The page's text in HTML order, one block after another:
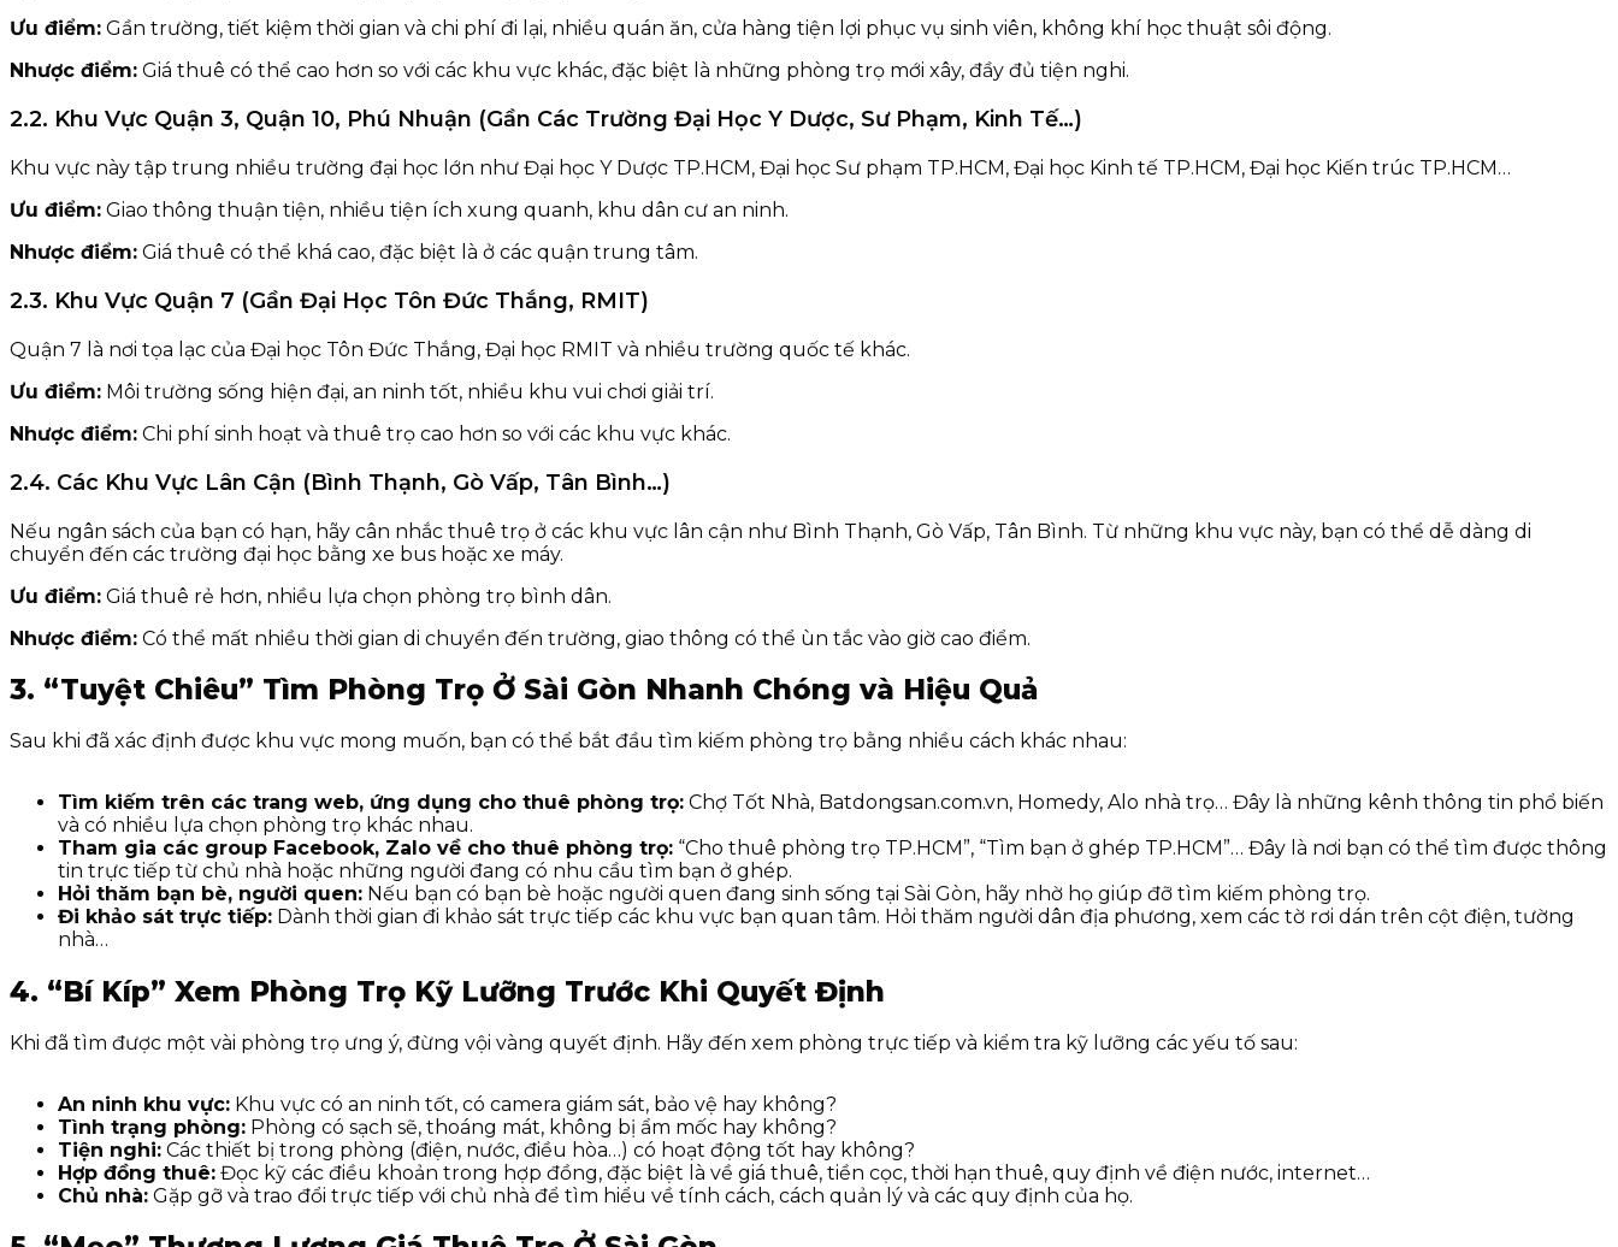
Ưu điểm: Gần trường, tiết kiệm thời gian và chi phí đi lại, nhiều quán ăn, cửa hàng tiện lợi phục vụ sinh viên, không khí học thuật sôi động.
Nhược điểm: Giá thuê có thể cao hơn so với các khu vực khác, đặc biệt là những phòng trọ mới xây, đầy đủ tiện nghi.
2.2. Khu Vực Quận 3, Quận 10, Phú Nhuận (Gần Các Trường Đại Học Y Dược, Sư Phạm, Kinh Tế…)
Khu vực này tập trung nhiều trường đại học lớn như Đại học Y Dược TP.HCM, Đại học Sư phạm TP.HCM, Đại học Kinh tế TP.HCM, Đại học Kiến trúc TP.HCM…
Ưu điểm: Giao thông thuận tiện, nhiều tiện ích xung quanh, khu dân cư an ninh.
Nhược điểm: Giá thuê có thể khá cao, đặc biệt là ở các quận trung tâm.
2.3. Khu Vực Quận 7 (Gần Đại Học Tôn Đức Thắng, RMIT)
Quận 7 là nơi tọa lạc của Đại học Tôn Đức Thắng, Đại học RMIT và nhiều trường quốc tế khác.
Ưu điểm: Môi trường sống hiện đại, an ninh tốt, nhiều khu vui chơi giải trí.
Nhược điểm: Chi phí sinh hoạt và thuê trọ cao hơn so với các khu vực khác.
2.4. Các Khu Vực Lân Cận (Bình Thạnh, Gò Vấp, Tân Bình…)
Nếu ngân sách của bạn có hạn, hãy cân nhắc thuê trọ ở các khu vực lân cận như Bình Thạnh, Gò Vấp, Tân Bình. Từ những khu vực này, bạn có thể dễ dàng di
chuyển đến các trường đại học bằng xe bus hoặc xe máy.
Ưu điểm: Giá thuê rẻ hơn, nhiều lựa chọn phòng trọ bình dân.
Nhược điểm: Có thể mất nhiều thời gian di chuyển đến trường, giao thông có thể ùn tắc vào giờ cao điểm.
3. “Tuyệt Chiêu” Tìm Phòng Trọ Ở Sài Gòn Nhanh Chóng và Hiệu Quả
Sau khi đã xác định được khu vực mong muốn, bạn có thể bắt đầu tìm kiếm phòng trọ bằng nhiều cách khác nhau:
Tìm kiếm trên các trang web, ứng dụng cho thuê phòng trọ: Chợ Tốt Nhà, Batdongsan.com.vn, Homedy, Alo nhà trọ… Đây là những kênh thông tin phổ biến
và có nhiều lựa chọn phòng trọ khác nhau.
Tham gia các group Facebook, Zalo về cho thuê phòng trọ: “Cho thuê phòng trọ TP.HCM”, “Tìm bạn ở ghép TP.HCM”… Đây là nơi bạn có thể tìm được thông
tin trực tiếp từ chủ nhà hoặc những người đang có nhu cầu tìm bạn ở ghép.
Hỏi thăm bạn bè, người quen: Nếu bạn có bạn bè hoặc người quen đang sinh sống tại Sài Gòn, hãy nhờ họ giúp đỡ tìm kiếm phòng trọ.
Đi khảo sát trực tiếp: Dành thời gian đi khảo sát trực tiếp các khu vực bạn quan tâm. Hỏi thăm người dân địa phương, xem các tờ rơi dán trên cột điện, tường
nhà…
4. “Bí Kíp” Xem Phòng Trọ Kỹ Lưỡng Trước Khi Quyết Định
Khi đã tìm được một vài phòng trọ ưng ý, đừng vội vàng quyết định. Hãy đến xem phòng trực tiếp và kiểm tra kỹ lưỡng các yếu tố sau:
An ninh khu vực: Khu vực có an ninh tốt, có camera giám sát, bảo vệ hay không?
Tình trạng phòng: Phòng có sạch sẽ, thoáng mát, không bị ẩm mốc hay không?
Tiện nghi: Các thiết bị trong phòng (điện, nước, điều hòa…) có hoạt động tốt hay không?
Hợp đồng thuê: Đọc kỹ các điều khoản trong hợp đồng, đặc biệt là về giá thuê, tiền cọc, thời hạn thuê, quy định về điện nước, internet…
Chủ nhà: Gặp gỡ và trao đổi trực tiếp với chủ nhà để tìm hiểu về tính cách, cách quản lý và các quy định của họ.